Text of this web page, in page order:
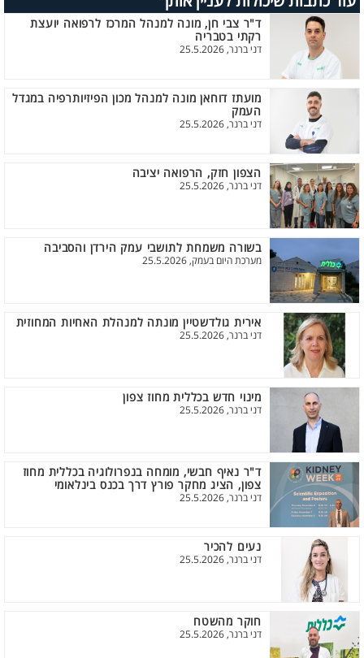
ד"ר צבי חן, מונה למנהל המרכז לרפואה יועצת
רקתי בטבריה
דני ברנר, 25.5.2026
מועתז דוחאן מונה למנהל מכון הפיזיותרפיה במגדל
העמק
דני ברנר, 25.5.2026
הצפון חזק, הרפואה יציבה
דני ברנר, 25.5.2026
בשורה משמחת לתושבי עמק הירדן והסביבה
מערכת היום בעמק, 25.5.2026
אירית גולדשטיין מונתה למנהלת האחיות המחוזית
דני ברנר, 25.5.2026
מינוי חדש בכללית מחוז צפון
דני ברנר, 25.5.2026
ד"ר נאיף חבשי, מומחה בנפרולוגיה בכללית מחוז
צפון, הציג מחקר פורץ דרך בכנס בינלאומי
דני ברנר, 25.5.2026
נעים להכיר
דני ברנר, 25.5.2026
חוקר מהשטח
דני ברנר, 25.5.2026